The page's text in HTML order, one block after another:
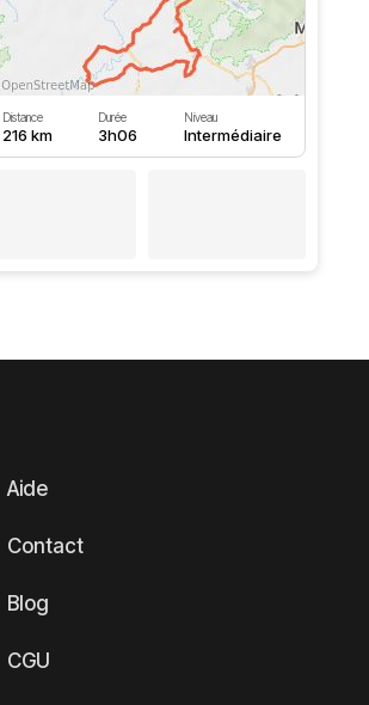
Distance
216 km
Durée
3h06
Niveau
Intermédiaire
Aide
Contact
Blog
CGU